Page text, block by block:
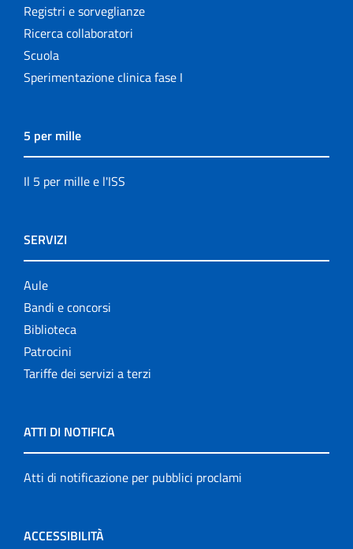
Registri e sorveglianze
Ricerca collaboratori
Scuola
Sperimentazione clinica fase I
5 per mille
Il 5 per mille e l'ISS
SERVIZI
Aule
Bandi e concorsi
Biblioteca
Patrocini
Tariffe dei servizi a terzi
ATTI DI NOTIFICA
Atti di notificazione per pubblici proclami
ACCESSIBILITÀ